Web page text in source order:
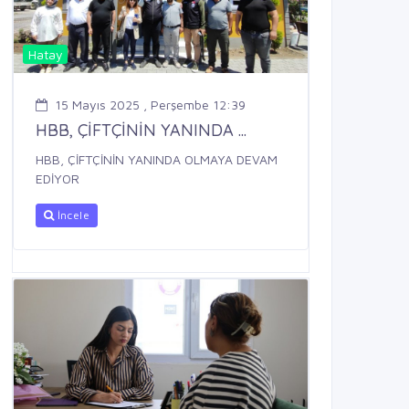
Hatay
15 Mayıs 2025 , Perşembe 12:39
HBB, ÇİFTÇİNİN YANINDA ...
HBB, ÇİFTÇİNİN YANINDA OLMAYA DEVAM
EDİYOR
İncele